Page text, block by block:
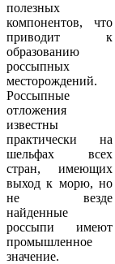
полезных
компонентов, что
приводит к
образованию
россыпных
месторождений.
Россыпные
отложения
известны
практически на
шельфах всех
стран, имеющих
выход к морю, но
не везде
найденные
россыпи имеют
промышленное
значение.